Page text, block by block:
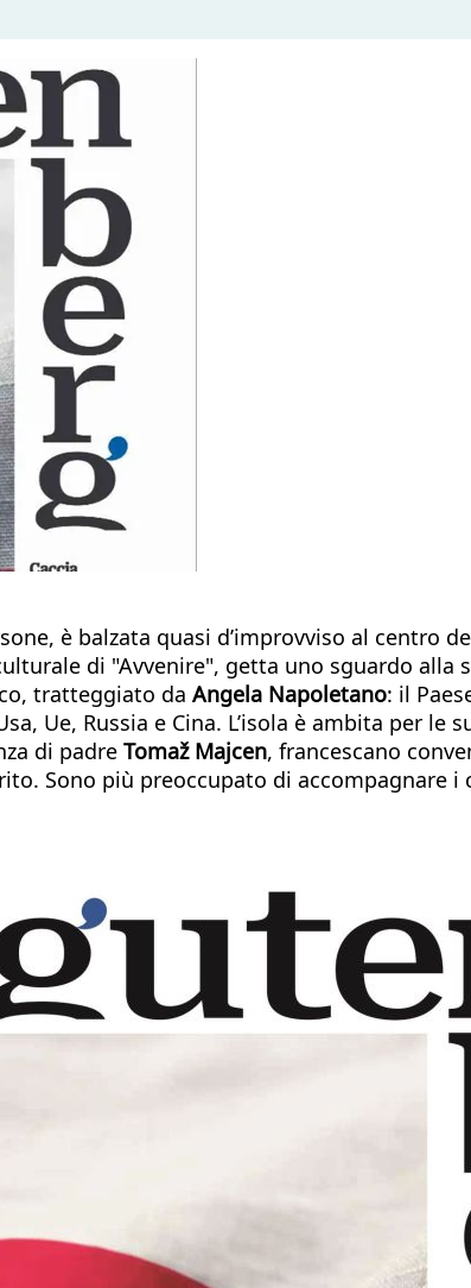
è balzata quasi d’improvviso al centro
di "Avvenire", getta uno sguardo alla
tratteggiato da Angela Napoletano: il
Ue, Russia e Cina. L’isola è ambita per le
di padre Tomaž Majcen, francescano
Sono più preoccupato di accompagnare i